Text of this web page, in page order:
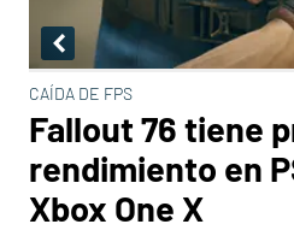
CAÍDA DE FPS
Fallout 76 tiene
rendimiento en
Xbox One X